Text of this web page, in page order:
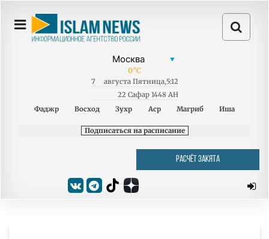
0°C
7 августа Пятница,5:12
22 Сафар 1448 AH
Фаджр
Восход Зухр Аср Магриб Иша
Подписаться на расписание
РАСЧЁТ ЗАКЯТА